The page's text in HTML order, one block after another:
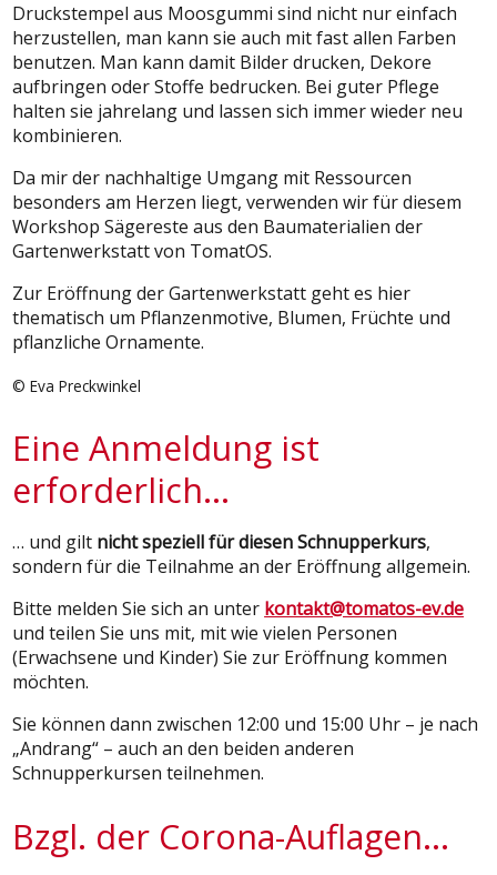
Druckstempel aus Moosgummi sind nicht nur einfach
herzustellen, man kann sie auch mit fast allen Farben
benutzen. Man kann damit Bilder drucken, Dekore
aufbringen oder Stoffe bedrucken. Bei guter Pflege
halten sie jahrelang und lassen sich immer wieder neu
kombinieren.
Da mir der nachhaltige Umgang mit Ressourcen
besonders am Herzen liegt, verwenden wir für diesem
Workshop Sägereste aus den Baumaterialien der
Gartenwerkstatt von TomatOS.
Zur Eröffnung der Gartenwerkstatt geht es hier
thematisch um Pflanzenmotive, Blumen, Früchte und
pflanzliche Ornamente.
© Eva Preckwinkel
Eine Anmeldung ist
erforderlich…
… und gilt nicht speziell für diesen Schnupperkurs,
sondern für die Teilnahme an der Eröffnung allgemein.
Bitte melden Sie sich an unter kontakt@tomatos-ev.de
und teilen Sie uns mit, mit wie vielen Personen
(Erwachsene und Kinder) Sie zur Eröffnung kommen
möchten.
Sie können dann zwischen 12:00 und 15:00 Uhr – je nach
„Andrang“ – auch an den beiden anderen
Schnupperkursen teilnehmen.
Bzgl. der Corona-Auflagen…